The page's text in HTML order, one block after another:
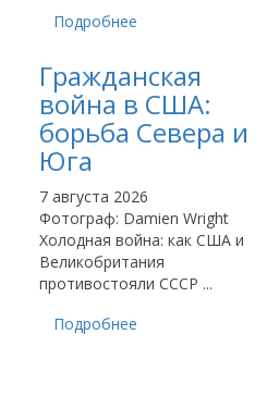
Подробнее
Гражданская
война в США:
борьба Севера и
Юга
7 августа 2026
Фотограф: Damien Wright
Холодная война: как США и
Великобритания
противостояли СССР ...
Подробнее